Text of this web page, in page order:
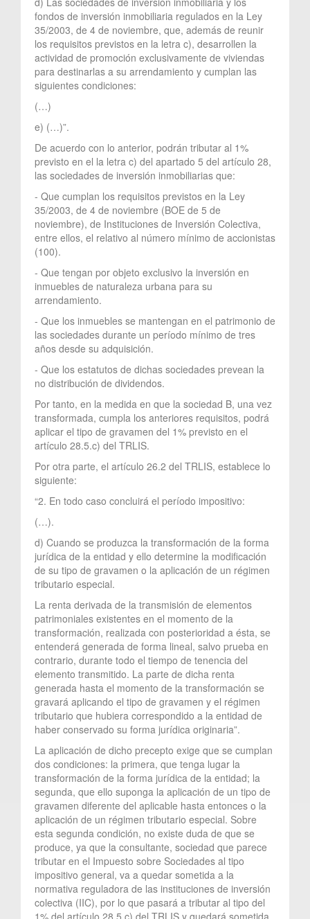
fondos de inversión inmobiliaria regulados en la Ley
35/2003, de 4 de noviembre, que, además de reunir
los requisitos previstos en la letra c), desarrollen la
actividad de promoción exclusivamente de viviendas
para destinarlas a su arrendamiento y cumplan las
siguientes condiciones:
(…)
e) (…)”.
De acuerdo con lo anterior, podrán tributar al 1%
previsto en el la letra c) del apartado 5 del artículo 28,
las sociedades de inversión inmobiliarias que:
- Que cumplan los requisitos previstos en la Ley
35/2003, de 4 de noviembre (BOE de 5 de
noviembre), de Instituciones de Inversión Colectiva,
entre ellos, el relativo al número mínimo de accionistas
(100).
- Que tengan por objeto exclusivo la inversión en
inmuebles de naturaleza urbana para su
arrendamiento.
- Que los inmuebles se mantengan en el patrimonio de
las sociedades durante un período mínimo de tres
años desde su adquisición.
- Que los estatutos de dichas sociedades prevean la
no distribución de dividendos.
Por tanto, en la medida en que la sociedad B, una vez
transformada, cumpla los anteriores requisitos, podrá
aplicar el tipo de gravamen del 1% previsto en el
artículo 28.5.c) del TRLIS.
Por otra parte, el artículo 26.2 del TRLIS, establece lo
siguiente:
“2. En todo caso concluirá el período impositivo:
(…).
d) Cuando se produzca la transformación de la forma
jurídica de la entidad y ello determine la modificación
de su tipo de gravamen o la aplicación de un régimen
tributario especial.
La renta derivada de la transmisión de elementos
patrimoniales existentes en el momento de la
transformación, realizada con posterioridad a ésta, se
entenderá generada de forma lineal, salvo prueba en
contrario, durante todo el tiempo de tenencia del
elemento transmitido. La parte de dicha renta
generada hasta el momento de la transformación se
gravará aplicando el tipo de gravamen y el régimen
tributario que hubiera correspondido a la entidad de
haber conservado su forma jurídica originaria”.
La aplicación de dicho precepto exige que se cumplan
dos condiciones: la primera, que tenga lugar la
transformación de la forma jurídica de la entidad; la
segunda, que ello suponga la aplicación de un tipo de
gravamen diferente del aplicable hasta entonces o la
aplicación de un régimen tributario especial. Sobre
esta segunda condición, no existe duda de que se
produce, ya que la consultante, sociedad que parece
tributar en el Impuesto sobre Sociedades al tipo
impositivo general, va a quedar sometida a la
normativa reguladora de las instituciones de inversión
colectiva (IIC), por lo que pasará a tributar al tipo del
1% del artículo 28.5.c) del TRLIS y quedará sometida